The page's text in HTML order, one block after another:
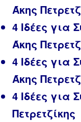
Άκης
4 Ιδέες για
Άκης
4 Ιδέες για
Άκης
4 Ιδέες για
Πετρετζίκης